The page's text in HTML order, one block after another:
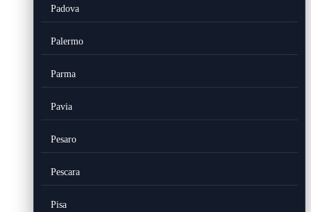
Padova
Palermo
Parma
Pavia
Pesaro
Pescara
Pisa